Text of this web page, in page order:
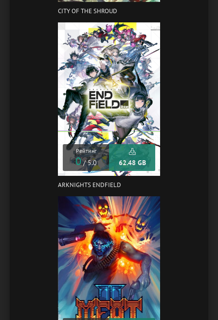
CITY OF THE SHROUD
Рейтинг
0/ 5.0 62.48 GB
ARKNIGHTS ENDFIELD